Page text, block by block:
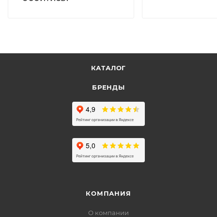
КАТАЛОГ
БРЕНДЫ
КОМПАНИЯ
О компании